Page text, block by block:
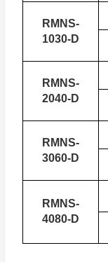
RMNS-
1030-D
RMNS-
2040-D
RMNS-
3060-D
RMNS-
4080-D